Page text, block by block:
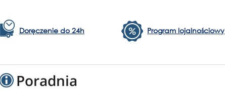
Doręczenie do 24h Program lojalnościowy
Poradnia